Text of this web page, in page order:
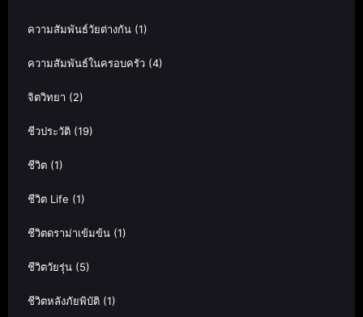
ความสัมพันธ์วัยต่างกัน (1)
ความสัมพันธ์ในครอบครัว (4)
จิตวิทยา (2)
ชีวประวัติ (19)
ชีวิต (1)
ชีวิต Life (1)
ชีวิตดราม่าเข้มข้น (1)
ชีวิตวัยรุ่น (5)
ชีวิตหลังภัยพิบัติ (1)